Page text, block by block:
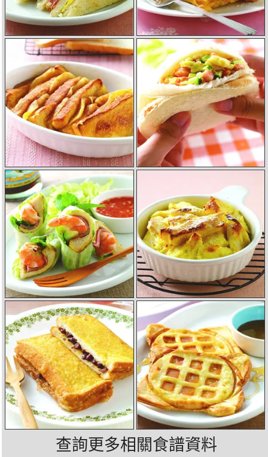
查詢更多相關食譜資料